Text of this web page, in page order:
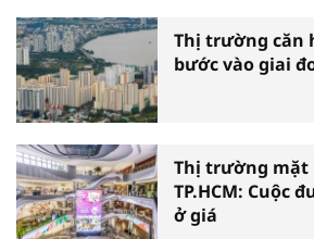
Thị trường căn
bước vào giai
Thị trường mặt
TP.HCM: Cuộc
ở giá